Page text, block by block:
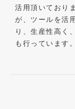
活用頂いており
が、ツールを活
り、生産性高く
も行っています。